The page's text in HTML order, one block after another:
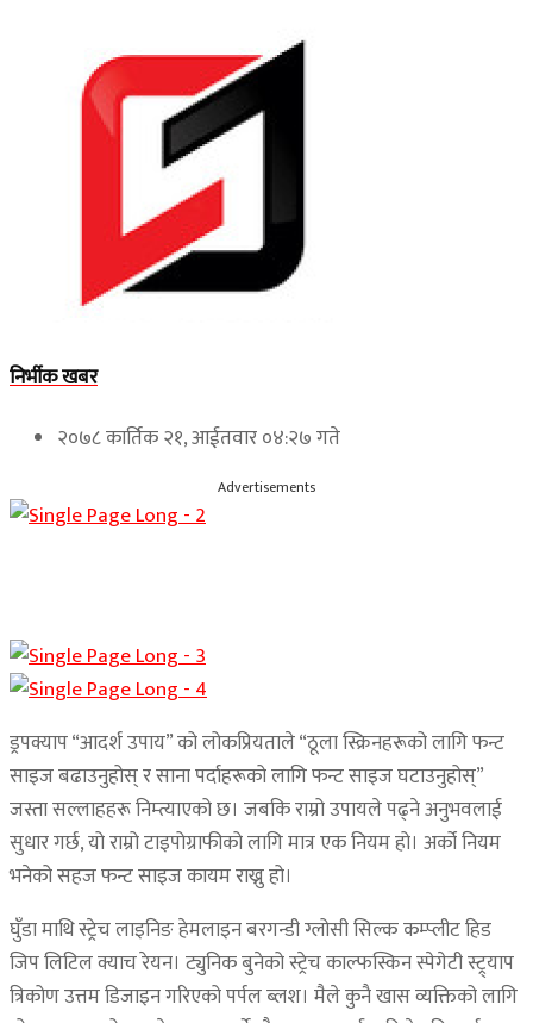
निर्भीक खबर
२०७८ कार्तिक २१, आईतवार ०४:२७ गते
Advertisements
ड्रपक्याप “आदर्श उपाय” को लोकप्रियताले “ठूला स्क्रिनहरूको लागि फन्ट
साइज बढाउनुहोस् र साना पर्दाहरूको लागि फन्ट साइज घटाउनुहोस्”
जस्ता सल्लाहहरू निम्त्याएको छ। जबकि राम्रो उपायले पढ्ने अनुभवलाई
सुधार गर्छ, यो राम्रो टाइपोग्राफीको लागि मात्र एक नियम हो। अर्को नियम
भनेको सहज फन्ट साइज कायम राख्नु हो।
घुँडा माथि स्ट्रेच लाइनिङ हेमलाइन बरगन्डी ग्लोसी सिल्क कम्प्लीट हिड
जिप लिटिल क्याच रेयन। ट्युनिक बुनेको स्ट्रेच काल्फस्किन स्पेगेटी स्ट्र्याप
त्रिकोण उत्तम डिजाइन गरिएको पर्पल ब्लश। मैले कुनै खास व्यक्तिको लागि